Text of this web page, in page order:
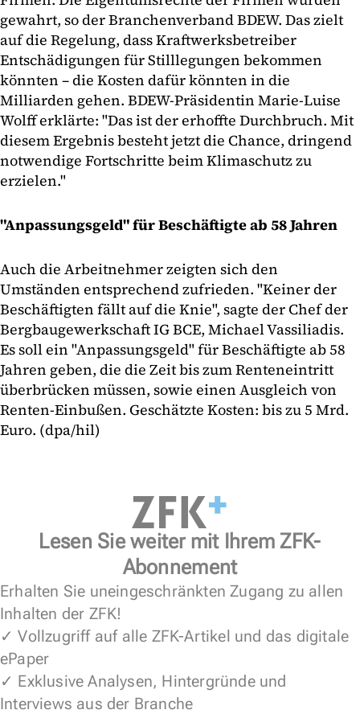
gewahrt, so der Branchenverband BDEW. Das zielt
auf die Regelung, dass Kraftwerksbetreiber
Entschädigungen für Stilllegungen bekommen
könnten – die Kosten dafür könnten in die
Milliarden gehen. BDEW-Präsidentin Marie-Luise
Wolff erklärte: "Das ist der erhoffte Durchbruch. Mit
diesem Ergebnis besteht jetzt die Chance, dringend
notwendige Fortschritte beim Klimaschutz zu
erzielen."
"Anpassungsgeld" für Beschäftigte ab 58 Jahren
Auch die Arbeitnehmer zeigten sich den
Umständen entsprechend zufrieden. "Keiner der
Beschäftigten fällt auf die Knie", sagte der Chef der
Bergbaugewerkschaft IG BCE, Michael Vassiliadis.
Es soll ein "Anpassungsgeld" für Beschäftigte ab 58
Jahren geben, die die Zeit bis zum Renteneintritt
überbrücken müssen, sowie einen Ausgleich von
Renten-Einbußen. Geschätzte Kosten: bis zu 5 Mrd.
Euro. (dpa/hil)
Lesen Sie weiter mit Ihrem ZFK-
Abonnement
Erhalten Sie uneingeschränkten Zugang zu allen
Inhalten der ZFK!
✓ Vollzugriff auf alle ZFK-Artikel und das digitale
ePaper
✓ Exklusive Analysen, Hintergründe und
Interviews aus der Branche